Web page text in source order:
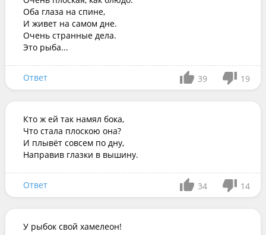
Оба глаза на спине,
И живет на самом дне.
Очень странные дела.
Это рыба...
Ответ 39 19
Кто ж ей так намял бока,
Что стала плоскою она?
И плывёт совсем по дну,
Направив глазки в вышину.
Ответ 34 14
У рыбок свой хамелеон!